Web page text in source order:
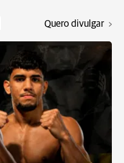
Quero divulgar